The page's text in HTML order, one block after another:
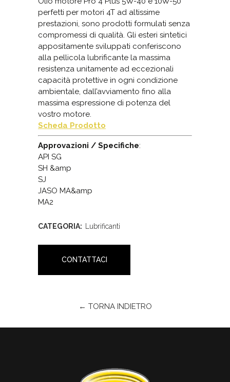
perfetti per motori 4T ad altissime
prestazioni, sono prodotti formulati senza
compromessi di qualità. Gli esteri sintetici
appositamente sviluppati conferiscono
alla pellicola lubrificante la massima
resistenza unitamente ad eccezionali
capacità protettive in ogni condizione
ambientale, dall’avviamento fino alla
massima espressione di potenza del
vostro motore.
Scheda Prodotto
Approvazioni / Specifiche:
API SG
SH &amp
SJ
JASO MA&amp
MA2
CATEGORIA: Lubrificanti
CONTATTACI
← TORNA INDIETRO